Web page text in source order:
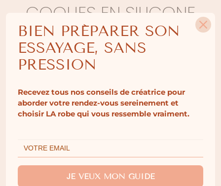
COQUES EN SILICONE
30.00€
Invisibles sous les robes les plus délicates, nos
coques en silicone offrent un galbe naturel tout en
discrète et confortable, pensée pour
accompagner les robes de mariée aux dos nus
profonds, décolletés plongeants ou épaules
Leur teinte est parfaite pour se fondre sur la peau
et leur découpe vous garantie de ne faire aucune
trace à travers votre robe.
BIEN PRÉPARER SON
ESSAYAGE, SANS
PRESSION
Recevez tous nos conseils de créatrice pour
aborder votre rendez-vous sereinement et
choisir LA robe qui vous ressemble vraiment.
JE VEUX MON GUIDE